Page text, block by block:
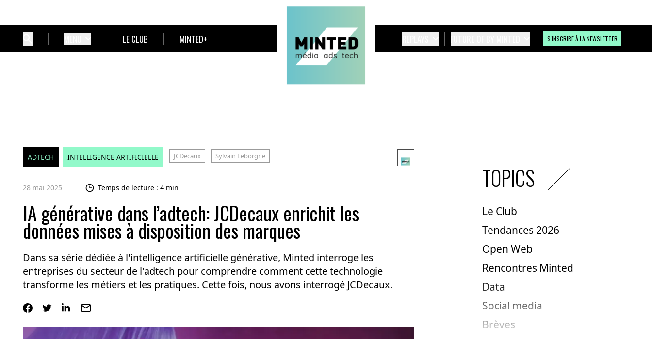
LE CLUB MINTED+ S'INSCRIRE À LA NEWSLETTER
ADTECH INTELLIGENCE ARTIFICIELLE JCDecaux Sylvain Leborgne
28 mai 2025 Temps de lecture : 4 min
IA générative dans l’adtech: JCDecaux enrichit les
données mises à disposition des marques
Dans sa série dédiée à l'intelligence artificielle générative, Minted interroge les
entreprises du secteur de l'adtech pour comprendre comment cette technologie
transforme les métiers et les pratiques. Cette fois, nous avons interrogé JCDecaux.
TOPICS
Le Club
Tendances 2026
Open Web
Rencontres Minted
Data
Social media
Brèves